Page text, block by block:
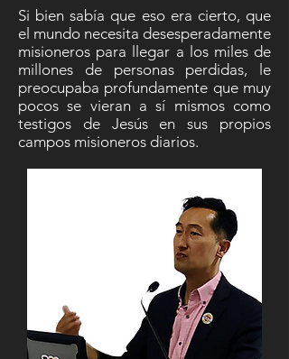
Si bien sabía que eso era cierto, que
el mundo necesita desesperadamente
misioneros para llegar a los miles de
millones de personas perdidas, le
preocupaba profundamente que muy
pocos se vieran a sí mismos como
testigos de Jesús en sus propios
campos misioneros diarios.